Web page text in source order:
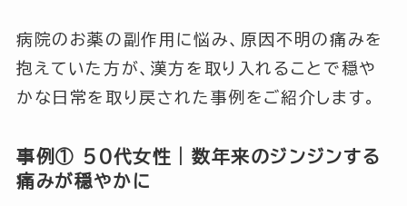
病院のお薬の副作用に悩み、原因不明の痛みを
抱えていた方が、漢方を取り入れることで穏や
かな日常を取り戻された事例をご紹介します。
事例① 50代女性｜数年来のジンジンする
痛みが穏やかに